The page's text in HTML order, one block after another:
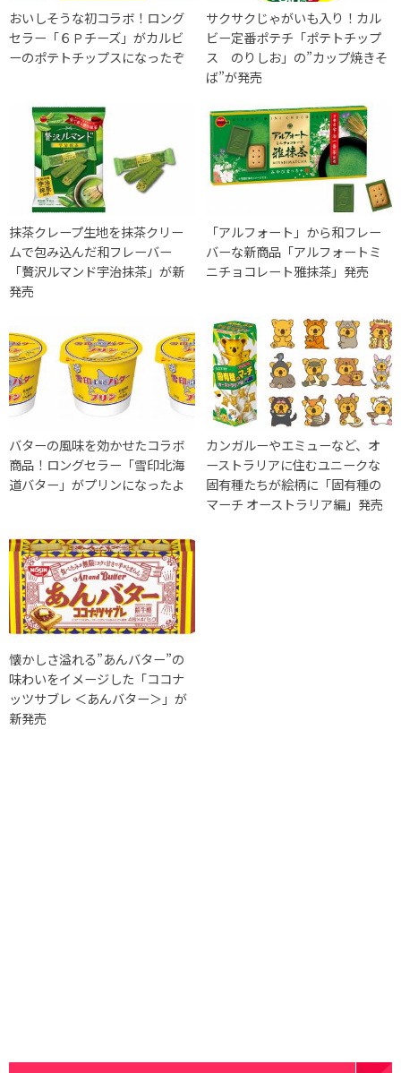
おいしそうな初コラボ！ロング
セラー「６Ｐチーズ」がカルビ
ーのポテトチップスになったぞ
サクサクじゃがいも入り！カル
ビー定番ポテチ「ポテトチップ
ス のりしお」の”カップ焼きそ
ば”が発売
抹茶クレープ生地を抹茶クリー
ムで包み込んだ和フレーバー
「贅沢ルマンド宇治抹茶」が新
発売
「アルフォート」から和フレー
バーな新商品「アルフォートミ
ニチョコレート雅抹茶」発売
バターの風味を効かせたコラボ
商品！ロングセラー「雪印北海
道バター」がプリンになったよ
カンガルーやエミューなど、オ
ーストラリアに住むユニークな
固有種たちが絵柄に「固有種の
マーチ オーストラリア編」発売
懐かしさ溢れる”あんバター”の
味わいをイメージした「ココナ
ッツサブレ ＜あんバター＞」が
新発売